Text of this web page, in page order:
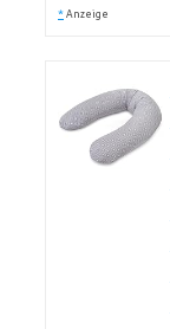
* Anzeige